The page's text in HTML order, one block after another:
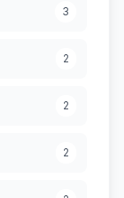
3
2
2
2